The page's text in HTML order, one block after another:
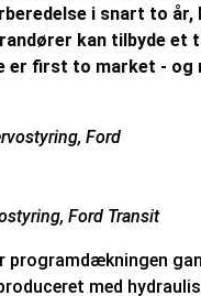
i snart to år,
kan tilbyde et
er first to market - og
Ford Transit
programdækningen
med